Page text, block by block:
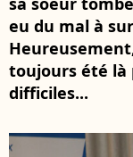
eu du mal à
toujours été là
difficiles...